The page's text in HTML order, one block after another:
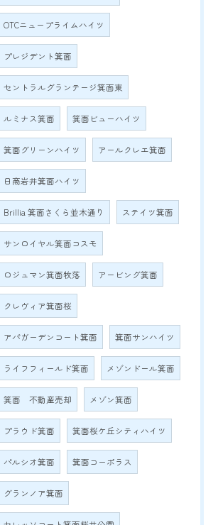
OTCニュープライムハイツ
プレジデント箕面
セントラルグランテージ箕面東
ルミナス箕面 箕面ビューハイツ
箕面グリーンハイツ アールクレエ箕面
日商岩井箕面ハイツ
Brillia 箕面さくら並木通り ステイツ箕面
サンロイヤル箕面コスモ
ロジュマン箕面牧落 アービング箕面
クレヴィア箕面桜
アパガーデンコート箕面 箕面サンハイツ
ライフフィールド箕面 メゾンドール箕面
箕面 不動産売却 メゾン箕面
プラウド箕面 箕面桜ケ丘シティハイツ
パルシオ箕面 箕面コーポラス
グランノア箕面